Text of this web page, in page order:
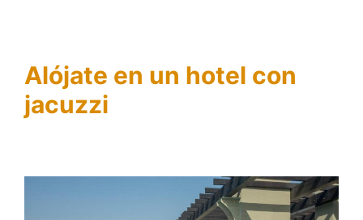
Alójate en un hotel con
jacuzzi